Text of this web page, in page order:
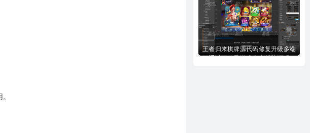
王者归来棋牌源代码修复升级多端